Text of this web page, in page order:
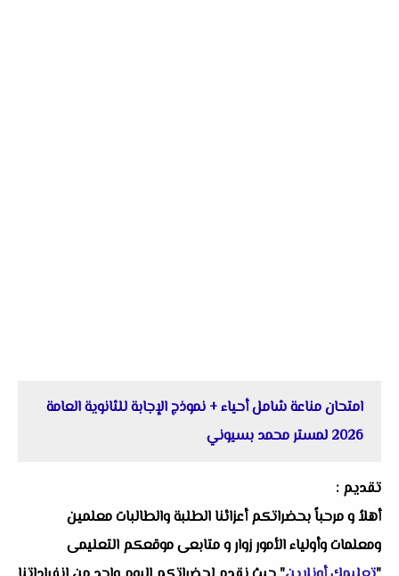
امتحان مناعة شامل أحياء + نموذج الإجابة للثانوية العامة
2026 لمستر محمد بسيوني
تقديم :
أهلاُ و مرحباً بحضراتكم أعزائنا الطلبة والطالبات معلمين
ومعلمات وأولياء الأمور زوار و متابعى موقعكم التعليمى